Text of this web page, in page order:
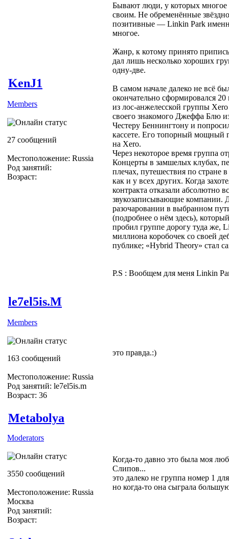
KenJ1
Members
27 сообщений
Местоположение: Russia
Род занятий:
Возраст:
Бывают люди, у которых многое
своим. Не обременённые
позитивные — Linkin Park
многое.
Жанр, к котому принято
дал лишь несколько хороших
одну-две.
В самом начале далеко не всё
окончательно сформировался
из лос-анжелесской группы
своего знакомого Джеффа Блю
Честеру Беннингтону и
кассете. Его топорный мощный
на Xero.
Через некоторое время группа
Концерты в замшелых клубах,
плечах, путешествия по стране
как и у всех других. Когда
контракта отказали абсолютно
звукозаписывающие компании.
разочаровании в выбранном
(подробнее о нём здесь),
пробил группе дорогу туда же,
миллиона коробочек со своей
публике; «Hybrid Theory» стал
P.S : Вообщем для меня Linkin
le7el5is.M
Members
163 сообщений
Местоположение: Russia
Род занятий: le7el5is.m
Возраст: 36
это правда.:)
Metabolya
Moderators
3550 сообщений
Местоположение: Russia
Москва
Род занятий:
Возраст:
Когда-то давно это была моя
Слипов...
это далеко не группа номер 1
но когда-то она сыграла